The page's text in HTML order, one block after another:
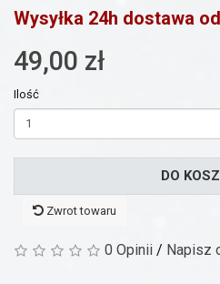
Wysyłka 24h dostawa
49,00 zł
Ilość
DO
Zwrot towaru
0 Opinii / Napisz